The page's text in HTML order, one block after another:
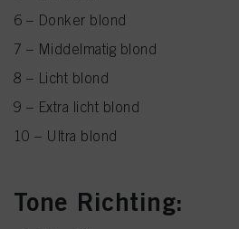
6 – Donker blond
7 – Middelmatig blond
8 – Licht blond
9 – Extra licht blond
10 – Ultra blond
Tone Richting: